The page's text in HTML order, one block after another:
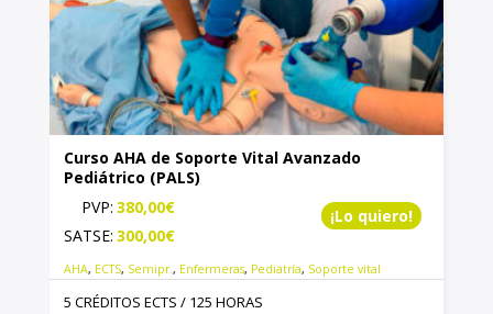
Curso AHA de Soporte Vital Avanzado
Pediátrico (PALS)
PVP: 380,00€
SATSE: 300,00€
¡Lo quiero!
AHA, ECTS, Semipr., Enfermeras, Pediatría, Soporte vital
5 CRÉDITOS ECTS / 125 HORAS